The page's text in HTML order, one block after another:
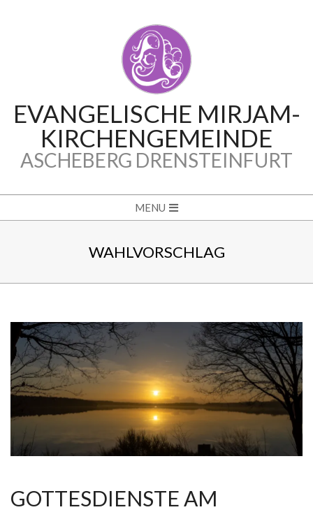
EVANGELISCHE MIRJAM-
KIRCHENGEMEINDE
ASCHEBERG DRENSTEINFURT
Navigation
MENU
WAHLVORSCHLAG
GOTTESDIENSTE AM